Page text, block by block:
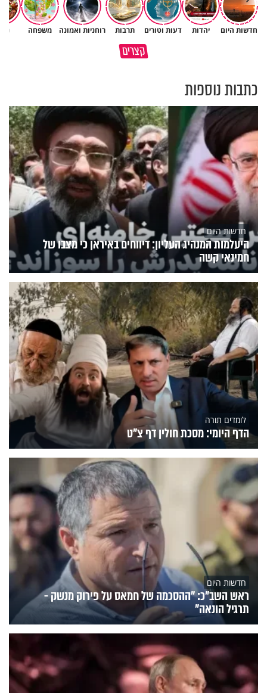
חדשות היום יהדות דעות וטורים תרבות רוחניות ואמונה משפחה
קצריםמדוע האמונה נמשלה למלח?
גם ׳הרע׳ זה הרחמים של בורא
כתבות נוספות
חדשות היום
היעלמות המנהיג העליון: דיווחים באיראן כי מצבו של
חמינאי קשה
לומדים תורה
הדף היומי: מסכת חולין דף צ"ט
חדשות היום
ראש השב"כ: "ההסכמה של חמאס על פירוק מנשק -
תרגיל הונאה"